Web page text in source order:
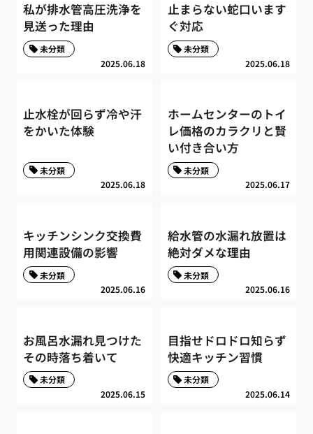
私が排水管高圧洗浄を
見送った理由
2025.06.18
未分類
止まらない蛇口います
ぐ対応
2025.06.18
未分類
止水栓が回らず冷や汗
をかいた体験
2025.06.18
未分類
ホームセンターのトイ
レ価格のカラクリと賢
い付き合い方
2025.06.17
未分類
キッチンシンク交換費
用関連設備の影響
2025.06.16
未分類
給水管の水漏れ放置は
絶対ダメな理由
2025.06.16
未分類
お風呂水漏れ見つけた
その時落ち着いて
2025.06.15
未分類
目指せドロドロ知らず
快適キッチン習慣
2025.06.14
未分類